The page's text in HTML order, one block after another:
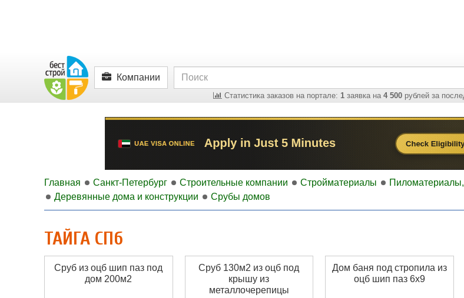
Компании
Статистика заказов на портале: 1 заявка на 4 500 рублей за
Главная Санкт-Петербург Строительные компании Стройматериалы
Деревянные дома и конструкции
Срубы домов
ТАЙГА СПб
Сруб из оцб шип паз под
дом 200м2
Сруб 130м2 из оцб под
крышу из
металлочерепицы
Дом баня под стропила из
оцб шип паз 6х9